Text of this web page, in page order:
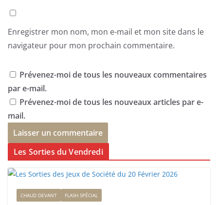
Enregistrer mon nom, mon e-mail et mon site dans le
navigateur pour mon prochain commentaire.
Prévenez-moi de tous les nouveaux commentaires
par e-mail.
Prévenez-moi de tous les nouveaux articles par e-
mail.
Les Sorties du Vendredi
CHAUD DEVANT FLASH SPÉCIAL